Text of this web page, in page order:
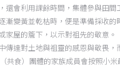
還會利用課餘時間，集體參與田間
變黃並乾枯時，便是準備採收的
家屋的簷下，以示對祖先的敬意。
傳達對土地與祖靈的感恩與敬畏，
共食）團體的家族成員會按照小米